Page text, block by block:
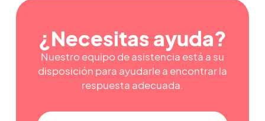
¿Necesitas ayuda?
Nuestro equipo de asistencia está a su
disposición para ayudarle a encontrar la
respuesta adecuada.